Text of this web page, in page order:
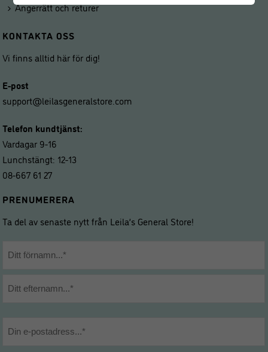
Ångerrätt och returer
KONTAKTA OSS
Vi finns alltid här för dig!
E-post
support@leilasgeneralstore.com
Telefon kundtjänst:
Vardagar 9-16
Lunchstängt: 12-13
08-667 61 27
PRENUMERERA
Ta del av senaste nytt från Leila’s General Store!